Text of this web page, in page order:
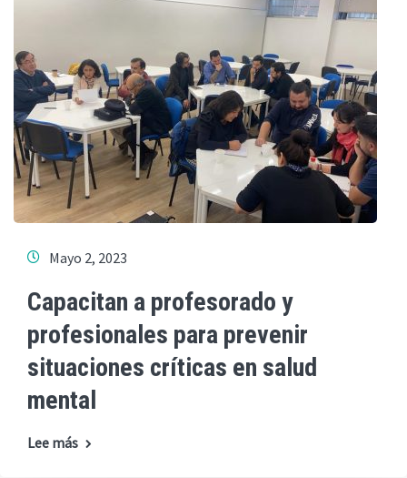
Mayo 2, 2023
Capacitan a profesorado y
profesionales para prevenir
situaciones críticas en salud
mental
Lee más